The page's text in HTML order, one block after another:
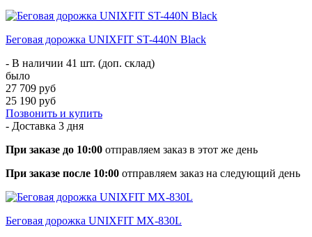
Беговая дорожка UNIXFIT ST-440N Black
- В наличии 41 шт. (доп. склад)
было
27 709 руб
25 190 руб
Позвонить и купить
- Доставка 3 дня
При заказе до 10:00 отправляем заказ в этот же день
При заказе после 10:00 отправляем заказ на следующий день
Беговая дорожка UNIXFIT MX-830L